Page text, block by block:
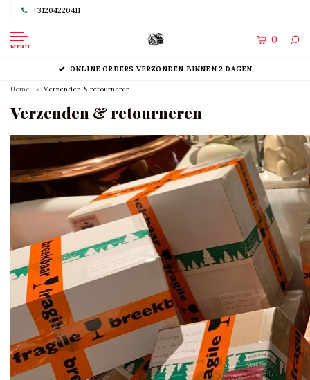
+31204220411
MENU
0
ONLINE ORDERS VERZONDEN BINNEN 2 DAGEN
Home Verzenden & retourneren
Verzenden & retourneren